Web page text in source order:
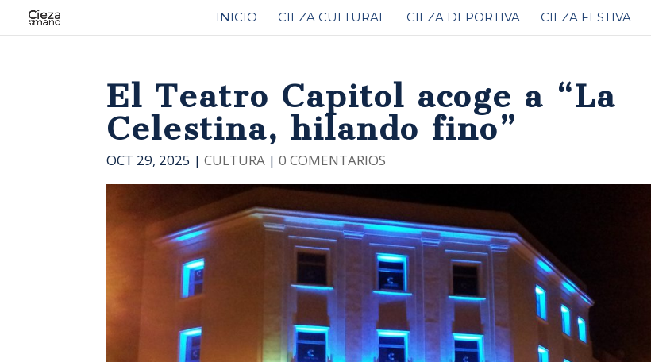
INICIO CIEZA CULTURAL CIEZA DEPORTIVA CIEZA FESTIVA
El Teatro Capitol acoge a “La
Celestina, hilando fino”
OCT 29, 2025 |CULTURA |0 COMENTARIOS